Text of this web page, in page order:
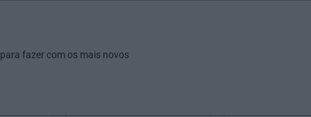
fazer com os mais novos